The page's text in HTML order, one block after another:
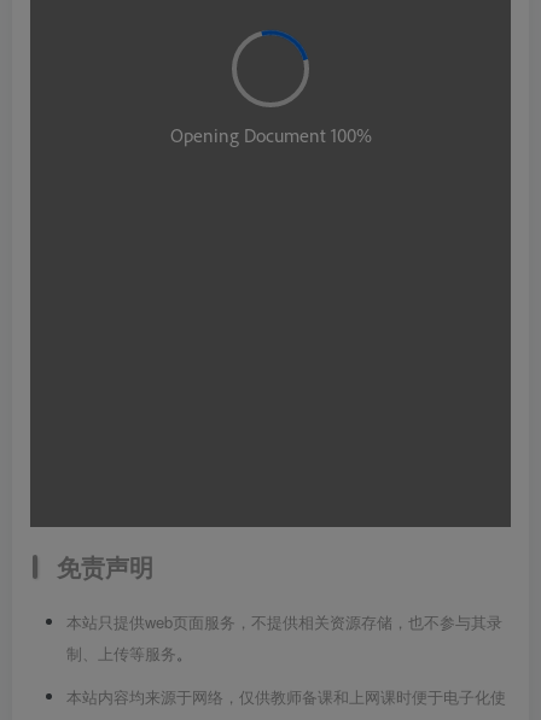
免责声明
本站只提供web页面服务，不提供相关资源存储，也不参与其录
制、上传等服务。
本站内容均来源于网络，仅供教师备课和上网课时便于电子化使